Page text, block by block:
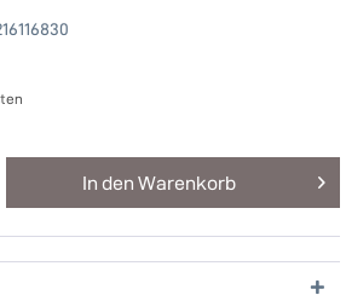
In den Warenkorb